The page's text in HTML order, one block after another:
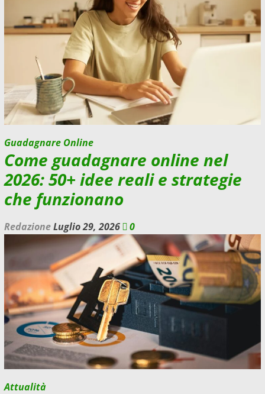
Bilancio
2023:
le
misure
della
Manovra
spiegate
Guadagnare Online
Come guadagnare online nel
2026: 50+ idee reali e strategie
che funzionano
RedazioneLuglio 29, 2026 0
Attualità